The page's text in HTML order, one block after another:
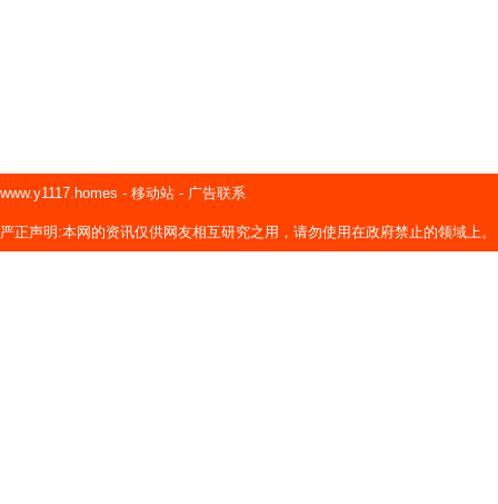
www.y1117.homes - 移动站 - 广告联系
严正声明:本网的资讯仅供网友相互研究之用，请勿使用在政府禁止的领域上。